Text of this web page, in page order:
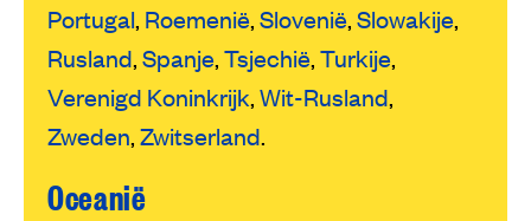
Portugal, Roemenië,Slovenië,Slowakije,
Rusland,Spanje,Tsjechië,Turkije,
Verenigd Koninkrijk,Wit-Rusland,
Zweden,Zwitserland.
Oceanië